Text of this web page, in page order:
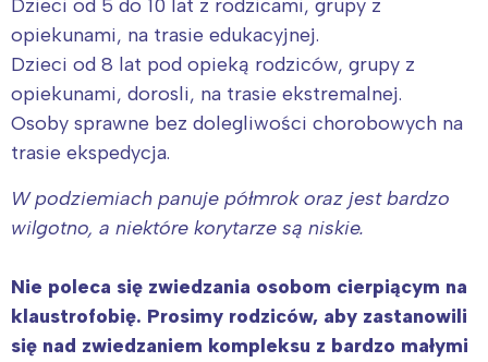
Dzieci od 5 do 10 lat z rodzicami, grupy z
opiekunami, na trasie edukacyjnej.
Dzieci od 8 lat pod opieką rodziców, grupy z
opiekunami, dorosli, na trasie ekstremalnej.
Osoby sprawne bez dolegliwości chorobowych na
trasie ekspedycja.
W podziemiach panuje półmrok oraz jest bardzo
wilgotno, a niektóre korytarze są niskie.
Nie poleca się zwiedzania osobom cierpiącym na
klaustrofobię. Prosimy rodziców, aby zastanowili
się nad zwiedzaniem kompleksu z bardzo małymi
Interesują mnie wydarzenia z
tego regionu:
Warszawa
Łódź
Trójmiasto
Poznań
Śląsk
Południe
Północ
Wybieram